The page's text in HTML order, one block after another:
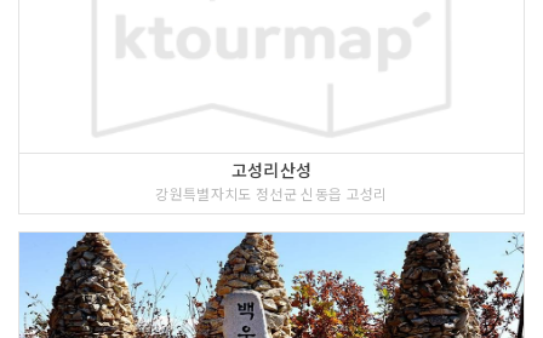
고성리산성
강원특별자치도 정선군 신동읍 고성리